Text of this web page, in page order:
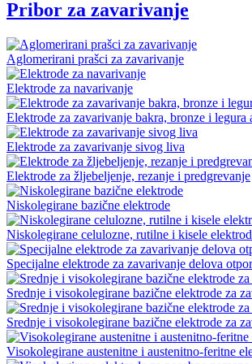
Pribor za zavarivanje
Aglomerirani prašci za zavarivanje
Elektrode za navarivanje
Elektrode za zavarivanje bakra, bronze i legura
Elektrode za zavarivanje sivog liva
Elektrode za žljebeljenje, rezanje i predgrevanje
Niskolegirane bazične elektrode
Niskolegirane celulozne, rutilne i kisele
Specijalne elektrode za zavarivanje delova
Srednje i visokolegirane bazične elektrode za
Srednje i visokolegirane bazične elektrode za
Visokolegirane austenitne i austenitno-feritne